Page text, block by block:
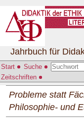
Start Suche
Zeitschriften
Jahrbuch für
Probleme statt
Philosophie- und